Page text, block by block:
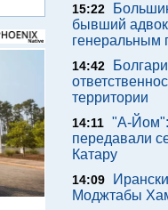
15:22
бывший
14:42
территории
14:11 "А-Йом":
передавали
Катару
14:09
Моджтабы